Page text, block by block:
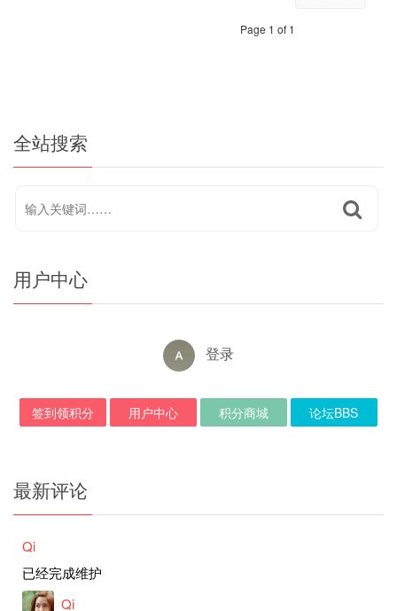
Page 1 of 1
全站搜索
用户中心
登录
签到领积分 用户中心 积分商城 论坛BBS
最新评论
Qi
已经完成维护
Qi